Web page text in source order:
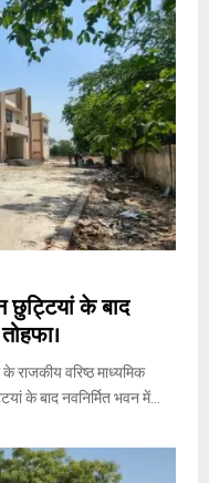
छुट्टियां के बाद
के राजकीय वरिष्ठ माध्यमिक
के बाद नवनिर्मित भवन में...